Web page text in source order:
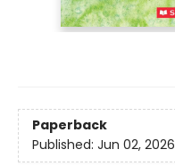
Paperback
Published: Jun 02, 2026